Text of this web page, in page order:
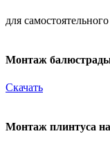
для
Монтаж
Скачать
Монтаж плинтуса